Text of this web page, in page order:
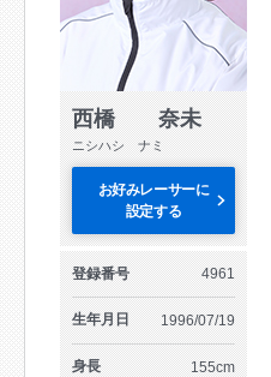
西橋 奈未
ニシハシ ナミ
お好みレーサーに
設定する
登録番号 4961
生年月日 1996/07/19
身長 155cm